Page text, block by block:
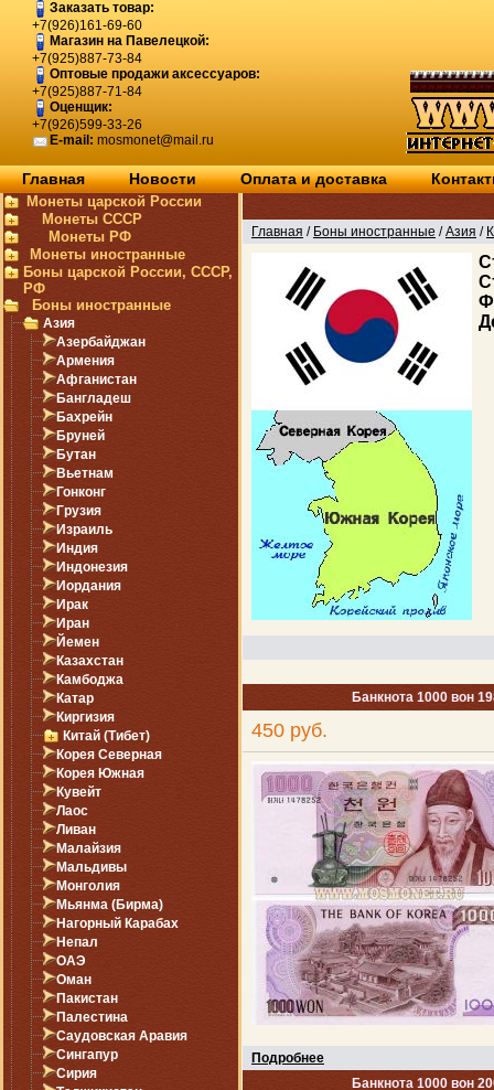
Заказать товар:
+7(926)161-69-60
Магазин на Павелецкой:
+7(925)887-73-84
Оптовые продажи аксессуаров:
+7(925)887-71-84
Оценщик:
+7(926)599-33-26
E-mail: mosmonet@mail.ru
Главная Новости Оплата и доставка
Монеты царской России
Монеты СССР
Монеты РФ
Монеты иностранные
Боны царской России, СССР,
РФ
Боны иностранные
Азия
Азербайджан
Армения
Афганистан
Бангладеш
Бахрейн
Бруней
Бутан
Вьетнам
Гонконг
Грузия
Израиль
Индия
Индонезия
Иордания
Ирак
Иран
Йемен
Казахстан
Камбоджа
Катар
Киргизия
Китай (Тибет)
Корея Северная
Корея Южная
Кувейт
Лаос
Ливан
Малайзия
Мальдивы
Монголия
Мьянма (Бирма)
Нагорный Карабах
Непал
ОАЭ
Оман
Пакистан
Палестина
Саудовская Аравия
Сингапур
Сирия
Главная / Боны иностранные /Азия /
Банкнота 1000 вон
450 руб.
Подробнее
Банкнота 1000 вон